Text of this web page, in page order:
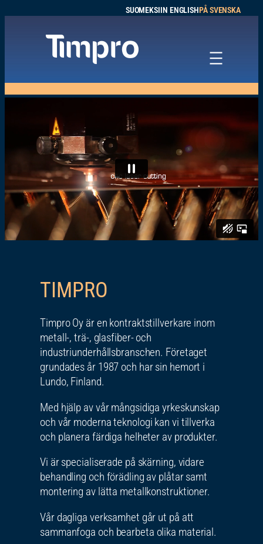
SUOMEKSIIN ENGLISHPÅ SVENSKA
TIMPRO
Timpro Oy är en kontraktstillverkare inom
metall-, trä-, glasfiber- och
industriunderhållsbranschen. Företaget
grundades år 1987 och har sin hemort i
Lundo, Finland.
Med hjälp av vår mångsidiga yrkeskunskap
och vår moderna teknologi kan vi tillverka
och planera färdiga helheter av produkter.
Vi är specialiserade på skärning, vidare
behandling och förädling av plåtar samt
montering av lätta metallkonstruktioner.
Vår dagliga verksamhet går ut på att
sammanfoga och bearbeta olika material.